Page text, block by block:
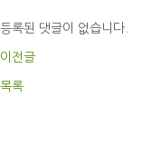
등록된 댓글이 없습니다.
이전글
목록